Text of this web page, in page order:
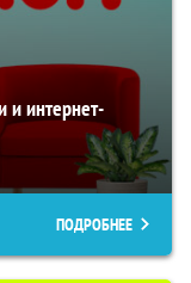
и интернет-
ПОДРОБНЕЕ